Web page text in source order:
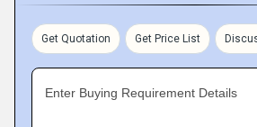
Since the very first transaction,
exceeded our customers'
are in high demand due to their
excellent quality. We are happy to
Get Quotation Get Price List
Enter Buying Requirement Details